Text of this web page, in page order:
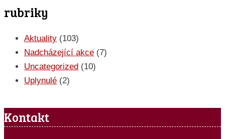
rubriky
Aktuality (103)
Nadcházející akce (7)
Uncategorized (10)
Uplynulé (2)
Kontakt